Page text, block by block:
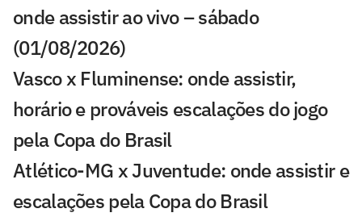
onde assistir ao vivo – sábado
(01/08/2026)
Vasco x Fluminense: onde assistir,
horário e prováveis escalações do jogo
pela Copa do Brasil
Atlético-MG x Juventude: onde assistir e
escalações pela Copa do Brasil